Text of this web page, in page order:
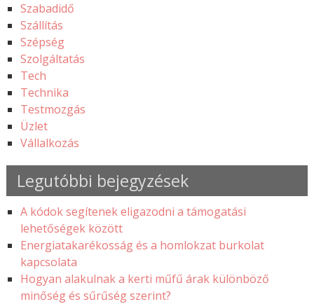
Szabadidő
Szállítás
Szépség
Szolgáltatás
Tech
Technika
Testmozgás
Üzlet
Vállalkozás
Legutóbbi bejegyzések
A kódok segítenek eligazodni a támogatási
lehetőségek között
Energiatakarékosság és a homlokzat burkolat
kapcsolata
Hogyan alakulnak a kerti műfű árak különböző
minőség és sűrűség szerint?